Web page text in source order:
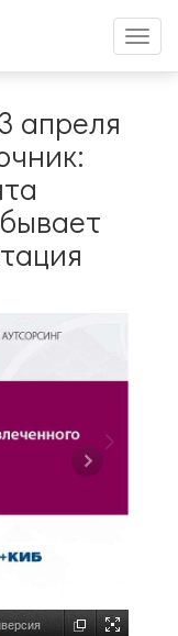
меню
апреля